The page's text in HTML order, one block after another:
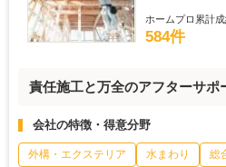
ホームプロ累計
584件
責任施工と万全のアフターサポ
会社の特徴・得意分野
外構・エクステリア 水まわり 総